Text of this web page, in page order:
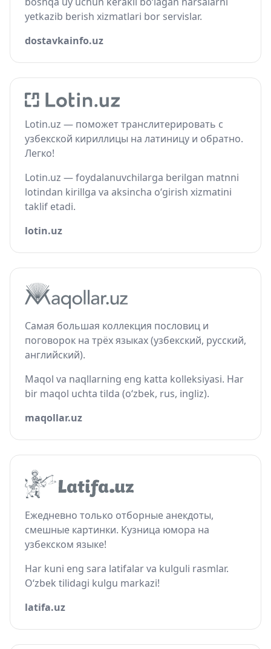
yetkazib berish xizmatlari bor servislar.
dostavkainfo.uz
Lotin.uz — поможет транслитерировать с
узбекской кириллицы на латиницу и обратно.
Легко!
Lotin.uz — foydalanuvchilarga berilgan matnni
lotindan kirillga va aksincha o‘girish xizmatini
taklif etadi.
lotin.uz
Самая большая коллекция пословиц и
поговорок на трёх языках (узбекский, русский,
английский).
Maqol va naqllarning eng katta kolleksiyasi. Har
bir maqol uchta tilda (o‘zbek, rus, ingliz).
maqollar.uz
Ежедневно только отборные анекдоты,
смешные картинки. Кузница юмора на
узбекском языке!
Har kuni eng sara latifalar va kulguli rasmlar.
O‘zbek tilidagi kulgu markazi!
latifa.uz